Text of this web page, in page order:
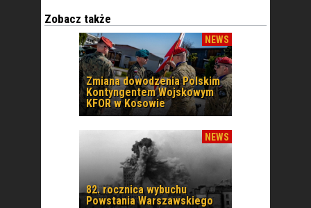
Zobacz także
NEWS
Zmiana dowodzenia Polskim
Kontyngentem Wojskowym
KFOR w Kosowie
NEWS
82. rocznica wybuchu
Powstania Warszawskiego